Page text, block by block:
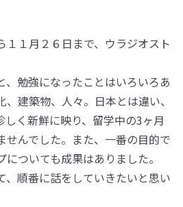
１月２６日まで、ウラジオスト
勉強になったことはいろいろあ
建築物、人々。日本とは違い、
く新鮮に映り、留学中の3ヶ月
せんでした。また、一番の目的で
ついても成果はありました。
順番に話をしていきたいと思い